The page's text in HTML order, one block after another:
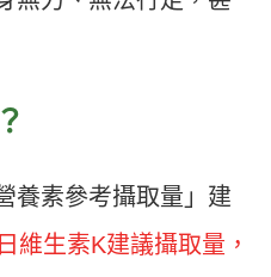
養素參考攝取量」建
維生素K建議攝取量，